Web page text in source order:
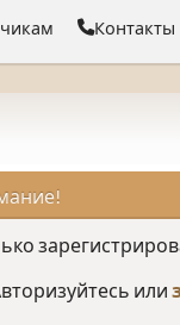
Контакты
или